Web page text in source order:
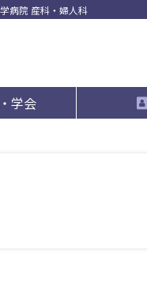
病院 産科・婦人科
学会